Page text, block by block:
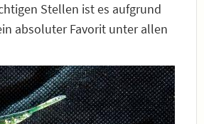
Stellen ist es aufgrund
absoluter Favorit unter allen